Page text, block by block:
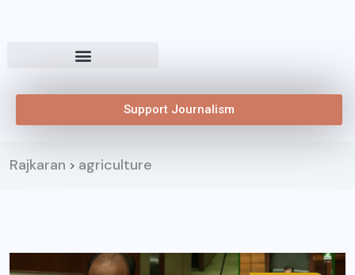
Support Journalism
Rajkaran > agriculture